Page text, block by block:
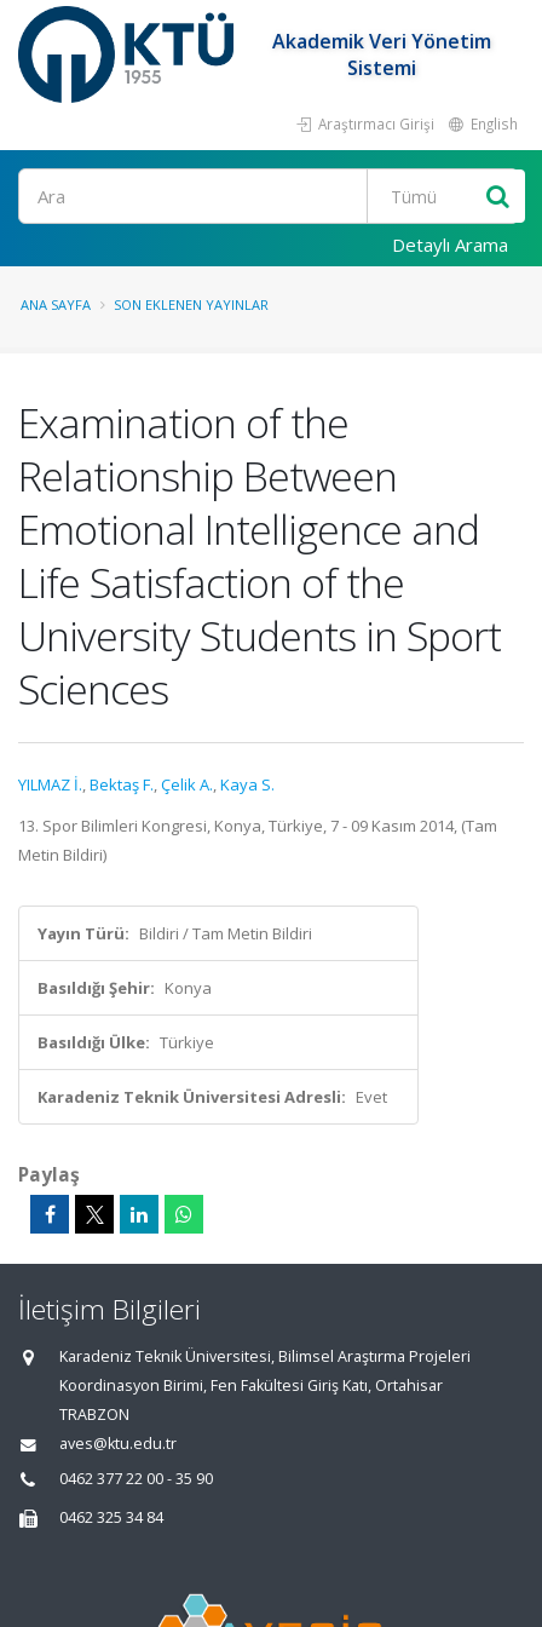
Akademik Veri Yönetim
Sistemi
Araştırmacı Girişi English
Ara
Detaylı Arama
ANA SAYFA SON EKLENEN YAYINLAR
Examination of the
Relationship Between
Emotional Intelligence and
Life Satisfaction of the
University Students in Sport
Sciences
YILMAZ İ.,Bektaş F.,Çelik A.,Kaya S.
13. Spor Bilimleri Kongresi, Konya, Türkiye, 7 - 09 Kasım 2014, (Tam
Metin Bildiri)
Yayın Türü: Bildiri / Tam Metin Bildiri
Basıldığı Şehir: Konya
Basıldığı Ülke: Türkiye
Karadeniz Teknik Üniversitesi Adresli: Evet
Paylaş
İletişim Bilgileri
Karadeniz Teknik Üniversitesi, Bilimsel Araştırma Projeleri
Koordinasyon Birimi, Fen Fakültesi Giriş Katı, Ortahisar
TRABZON
aves@ktu.edu.tr
0462 377 22 00 - 35 90
0462 325 34 84